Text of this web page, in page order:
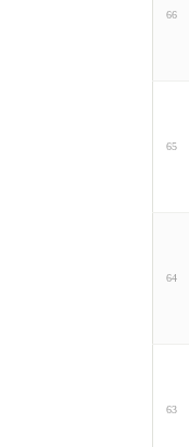
66
65
64
63